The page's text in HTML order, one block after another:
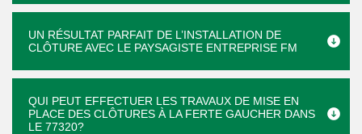
UN RÉSULTAT PARFAIT DE L’INSTALLATION DE
CLÔTURE AVEC LE PAYSAGISTE ENTREPRISE FM
QUI PEUT EFFECTUER LES TRAVAUX DE MISE EN
PLACE DES CLÔTURES À LA FERTE GAUCHER DANS
LE 77320?